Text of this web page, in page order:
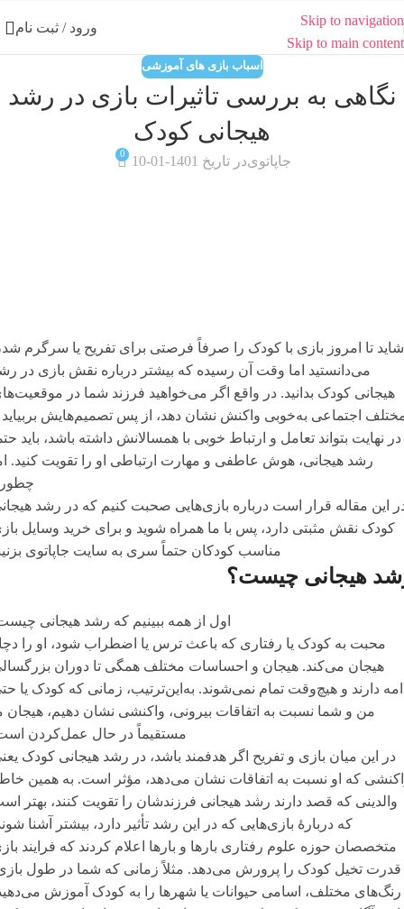
Skip to navigation
Skip to main content
ورود / ثبت نام
اسباب بازی های آموزشی
نگاهی به بررسی تاثیرات بازی در رشد
هیجانی کودک
جاپاتویدر تاریخ 1401-01-10 0
شاید تا امروز بازی با کودک را صرفاً فرصتی برای تفریح یا سرگرم
می‌دانستید اما وقت آن رسیده که بیشتر درباره نقش بازی در
هیجانی کودک بدانید. در واقع اگر می‌خواهید فرزند شما در
اجتماعی به‌خوبی واکنش نشان دهد، از پس تصمیم‌هایش
در نهایت بتواند تعامل و ارتباط خوبی با همسالانش داشته باشد، باید
رشد هیجانی، هوش عاطفی و مهارت ارتباطی او را تقویت کنید.
این مقاله قرار است درباره بازی‌هایی صحبت کنیم که در رشد
کودک نقش مثبتی دارد، پس با ما همراه شوید و برای خرید وسایل
مناسب کودکان حتماً سری به سایت جاپاتوی
هیجانی چیست؟
اول از همه ببینیم که رشد هیجانی
محبت به کودک یا رفتاری که باعث ترس یا اضطراب شود، او را
هیجان می‌کند. هیجان و احساسات مختلف همگی تا دوران
دارند و هیچ‌وقت تمام نمی‌شوند. به‌این‌ترتیب، زمانی که کودک یا
من و شما نسبت به اتفاقات بیرونی، واکنشی نشان دهیم، هیجان
مستقیماً در حال عمل‌کردن
در این میان بازی و تفریح اگر هدفمند باشد، در رشد هیجانی کودک
که او نسبت به اتفاقات نشان می‌دهد، مؤثر است. به همین
والدینی که قصد دارند رشد هیجانی فرزندشان را تقویت کنند، بهتر
که دربارۀ بازی‌هایی که در این رشد تأثیر دارد، بیشتر آشنا
متخصصان حوزه علوم رفتاری بارها و بارها اعلام کردند که فرایند
قدرت تخیل کودک را پرورش می‌دهد. مثلاً زمانی که شما در طول
رنگ‌های مختلف، اسامی حیوانات یا شهرها را به کودک آموزش